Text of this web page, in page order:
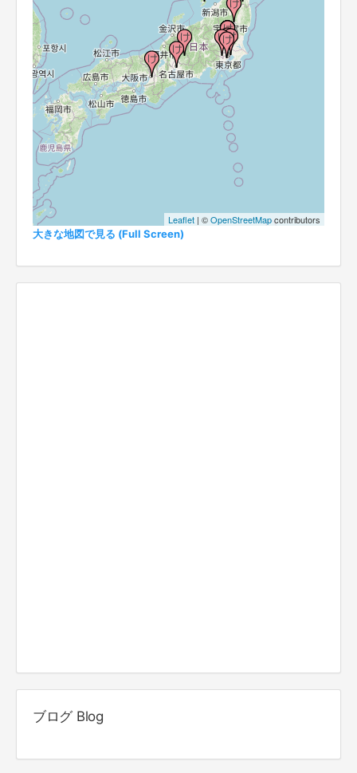
Leaflet | ©OpenStreetMapcontributors
大きな地図で見る (Full Screen)
ブログ Blog